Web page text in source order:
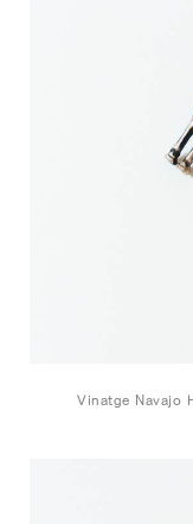
Vinatge Navajo